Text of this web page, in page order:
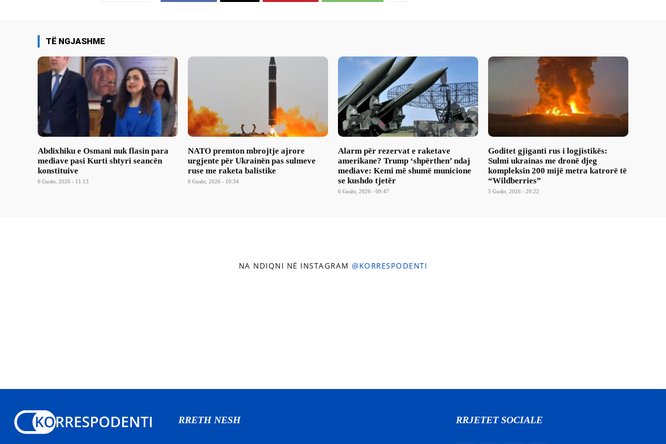
TË NGJASHME
Abdixhiku e Osmani nuk flasin para
mediave pasi Kurti shtyri seancën
konstituive
6 Gusht, 2026 - 11:13
NATO premton mbrojtje ajrore
urgjente për Ukrainën pas sulmeve
ruse me raketa balistike
6 Gusht, 2026 - 10:34
Alarm për rezervat e raketave
amerikane? Trump ‘shpërthen’ ndaj
mediave: Kemi më shumë municione
se kushdo tjetër
6 Gusht, 2026 - 09:47
Goditet gjiganti rus i logjistikës:
Sulmi ukrainas me dronë djeg
kompleksin 200 mijë metra katrorë të
“Wildberries”
5 Gusht, 2026 - 20:22
NA NDIQNI NË INSTAGRAM @KORRESPODENTI
RRETH NESH RRJETET SOCIALE